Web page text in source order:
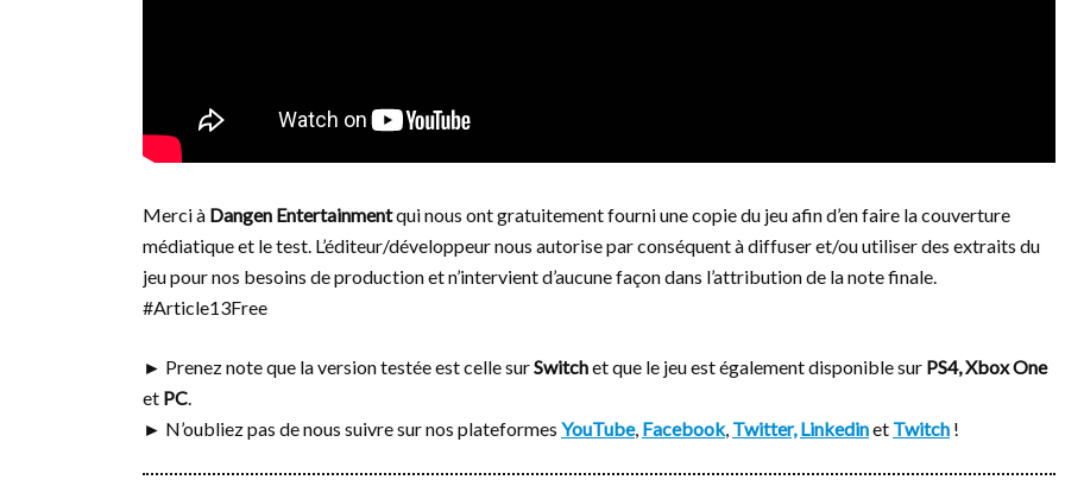
Merci à Dangen Entertainmentqui nous ont gratuitement fourni une copie du jeu afin d’en faire la couverture
médiatique et le test. L’éditeur/développeur nous autorise par conséquent à diffuser et/ou utiliser des extraits du
jeu pour nos besoins de production et n’intervient d’aucune façon dans l’attribution de la note finale.
#Article13Free
► Prenez note que la version testée est celle surSwitchet que le jeu est également disponible sur PS4, Xbox One
et PC.
► N’oubliez pas de nous suivre sur nos plateformes YouTube, Facebook, Twitter, Linkedinet Twitch !